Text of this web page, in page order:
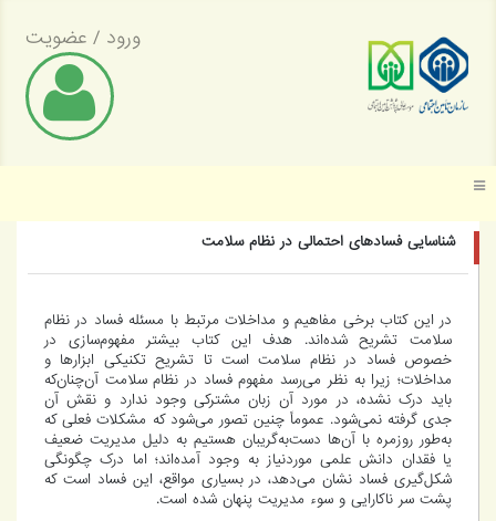
موسسه عالی پژوهش تأمین اجتماعی
ورود/عضویت
شناسایی فسادهای احتمالی در نظام سلامت
در این کتاب برخی مفاهیم و مداخلات مرتبط با مسئله فساد در نظام
سلامت تشریح شده‌اند. هدف این کتاب بیشتر مفهوم‌سازی در
خصوص فساد در نظام سلامت است تا تشریح تکنیکی ابزارها و
مداخلات؛ زیرا به نظر می‌رسد مفهوم فساد در نظام سلامت آن‌چنان‌که
باید درک نشده، در مورد آن زبان مشترکی وجود ندارد و نقش آن
جدی گرفته نمی‌شود. عموماً چنین تصور می‌شود که مشکلات فعلی که
به‌طور روزمره با آن‌ها دست‌به‌گریبان هستیم به دلیل مدیریت ضعیف
یا فقدان دانش علمی موردنیاز به وجود آمده‌اند؛ اما درک چگونگی
شکل‌گیری فساد نشان می‌دهد، در بسیاری مواقع، این فساد است که
پشت سر ناکارایی و سوء مدیریت پنهان شده است.